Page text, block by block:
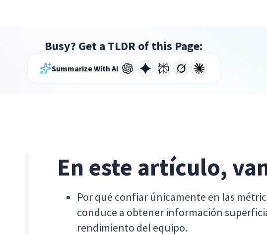
Busy? Get a TLDR of this Page:
Summarize With AI
En este artículo,
Por qué confiar únicamente en las
conduce a obtener información
rendimiento del equipo.